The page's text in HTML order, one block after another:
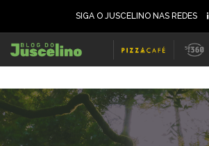
SIGA O JUSCELINO NAS REDES